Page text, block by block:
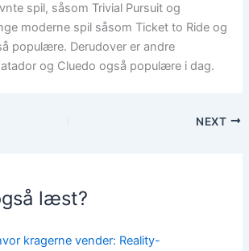
spil, såsom Trivial Pursuit og
moderne spil såsom Ticket to Ride og
populære. Derudover er andre
og Cluedo også populære i dag.
NEXT
læst?